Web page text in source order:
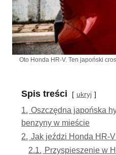
Oto Honda HR-V. Ten japoński
Spis treści ukryj
1. Oszczędna japońska
benzyny w mieście
2. Jak jeździ Honda HR-
2.1. Przyspieszenie w